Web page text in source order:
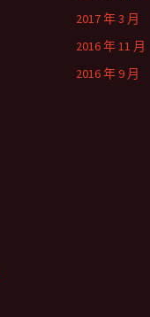
2017 年 3 月
2016 年 11 月
2016 年 9 月